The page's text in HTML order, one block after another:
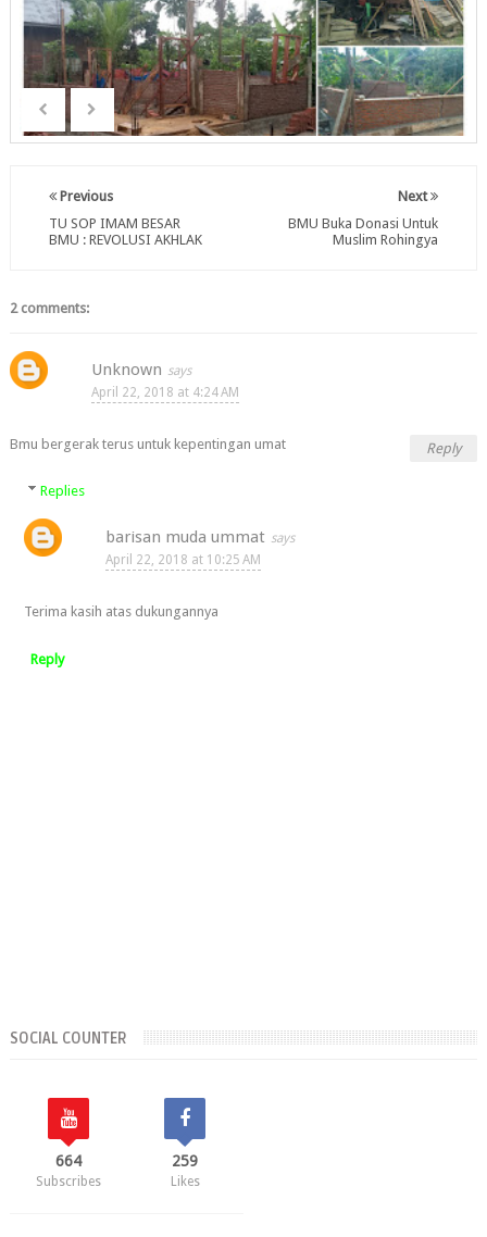
Next
BMU Buka Donasi Untuk
Muslim Rohingya
Previous
TU SOP IMAM BESAR
BMU : REVOLUSI AKHLAK
2 comments:
Unknown
April 22, 2018 at 4:24 AM
Bmu bergerak terus untuk kepentingan umat Reply
Replies
barisan muda ummat
April 22, 2018 at 10:25 AM
Terima kasih atas dukungannya
Reply
SOCIAL COUNTER
664
Subscribes
259
Likes